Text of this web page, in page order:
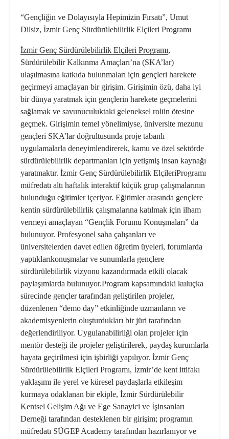
“Gençliğin ve Dolayısıyla Hepimizin Fırsatı”, Umut
Dilsiz, İzmir Genç Sürdürülebilirlik Elçileri Programı
İzmir Genç Sürdürülebilirlik Elçileri Programı,
Sürdürülebilir Kalkınma Amaçları’na (SKA’lar)
ulaşılmasına katkıda bulunmaları için gençleri harekete
geçirmeyi amaçlayan bir girişim. Girişimin özü, daha iyi
bir dünya yaratmak için gençlerin harekete geçmelerini
sağlamak ve savunuculuktaki geleneksel rolün ötesine
geçmek. Girişimin temel yönelimiyse, üniversite mezunu
gençleri SKA’lar doğrultusunda proje tabanlı
uygulamalarla deneyimlendirerek, kamu ve özel sektörde
sürdürülebilirlik departmanları için yetişmiş insan kaynağı
yaratmaktır. İzmir Genç Sürdürülebilirlik ElçileriProgramı
müfredatı altı haftalık interaktif küçük grup çalışmalarının
bulunduğu eğitimler içeriyor. Eğitimler arasında gençlere
kentin sürdürülebilirlik çalışmalarına katılmak için ilham
vermeyi amaçlayan “Gençlik Forumu Konuşmaları” da
bulunuyor. Profesyonel saha çalışanları ve
üniversitelerden davet edilen öğretim üyeleri, forumlarda
yaptıklarıkonuşmalar ve sunumlarla gençlere
sürdürülebilirlik vizyonu kazandırmada etkili olacak
paylaşımlarda bulunuyor.Program kapsamındaki kuluçka
sürecinde gençler tarafından geliştirilen projeler,
düzenlenen “demo day” etkinliğinde uzmanların ve
akademisyenlerin oluşturdukları bir jüri tarafından
değerlendiriliyor. Uygulanabilirliği olan projeler için
mentör desteği ile projeler geliştirilerek, paydaş kurumlarla
hayata geçirilmesi için işbirliği yapılıyor. İzmir Genç
Sürdürülebilirlik Elçileri Programı, İzmir’de kent ittifakı
yaklaşımı ile yerel ve küresel paydaşlarla etkileşim
kurmaya odaklanan bir ekiple, İzmir Sürdürülebilir
Kentsel Gelişim Ağı ve Ege Sanayici ve İşinsanları
Derneği tarafından desteklenen bir girişim; programın
müfredatı SÜGEP Academy tarafından hazırlanıyor ve